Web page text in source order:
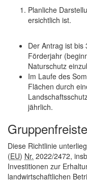
Planliche
ersichtlich ist.
​​​​​​​Der Antrag ist
Förderjahr
Naturschutz
Im Laufe des
Flächen durch
jährlich.
Diese Richtlinie
(EU) Nr. 2022/2472,
Investitionen zur
landwirtschaftlichen